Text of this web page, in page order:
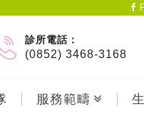
診所電話：
(0852) 3468-3168
服務範疇